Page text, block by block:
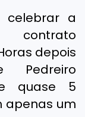
celebrar a
contrato
depois
quase 5
apenas um